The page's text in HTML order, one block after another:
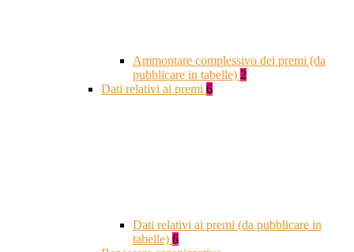
Ammontare complessivo dei premi (da
pubblicare in tabelle) 2
Dati relativi ai premi 6
Dati relativi ai premi (da pubblicare in
tabelle) 6